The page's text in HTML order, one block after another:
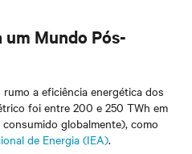
Mundo Pós-
a eficiência energética dos
foi entre 200 e 250 TWh em
globalmente), como
de Energia (IEA).